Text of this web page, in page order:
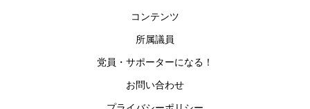
コンテンツ
所属議員
党員・サポーターになる！
お問い合わせ